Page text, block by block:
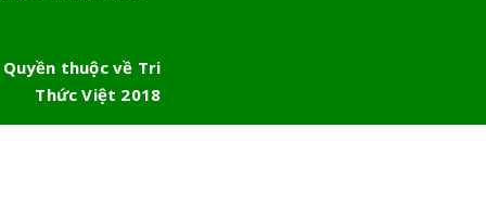
Quyền thuộc về Tri
Thức Việt 2018